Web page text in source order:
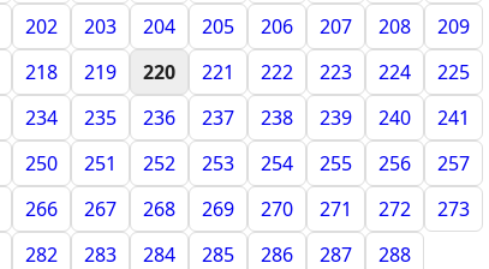
202 203 204 205 206 207 208
209
218 219 220 221 222 223 224
225
234 235 236 237 238 239 240
241
250 251 252 253 254 255 256
257
266 267 268 269 270 271 272
273
282 283 284 285 286 287 288